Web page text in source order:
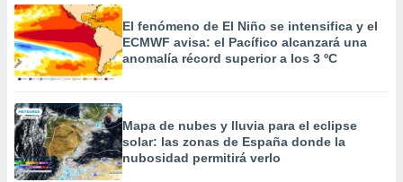
El fenómeno de El Niño se intensifica y el
ECMWF avisa: el Pacífico alcanzará una
anomalía récord superior a los 3 ºC
Mapa de nubes y lluvia para el eclipse
solar: las zonas de España donde la
nubosidad permitirá verlo